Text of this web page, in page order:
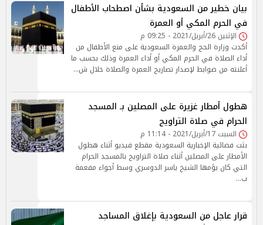
بيان خطير من السعودية بشأن اصطحاب الأطفال
في الحرم المكي أو العمرة
الإثنين 26/أبريل/2021 - 09:25 م
أكدت وزارة الحج والعمرة السعودية على منع الأطفال من
أداء الصلاة في الحرم المكي أو أداء العمرة وذلك بحسب ما
أعلنته من ضوابط لإصدار تصاريح العمرة والصلاة خلال ش…
هطول أمطار غزيرة على المصلين بـ المسجد
الحرام في صلاة التراويح
السبت 17/أبريل/2021 - 11:14 م
بثت فضائية الإخبارية السعودية مقطع فيديو أثناء هطول
الأمطار على المصلين أثناء صلاة التراويح بالمسجد الحرام
التي كان يؤمها الشيخ ياسر الدوسري وسط أجواء مفعمة
ب…
قرار عاجل من السعودية بإغلاق المساجد